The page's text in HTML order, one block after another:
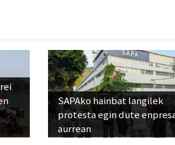
SAPAko hainbat langilek
protesta egin dute
aurrean